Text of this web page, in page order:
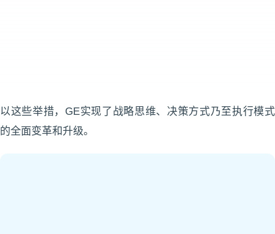
以这些举措，GE实现了战略思维、决策方式乃至执行模式
的全面变革和升级。